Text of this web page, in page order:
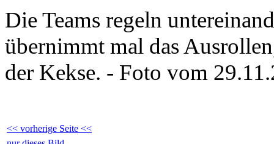
Die Teams regeln
übernimmt mal das
der Kekse. - Foto vom
<< vorherige Seite <<